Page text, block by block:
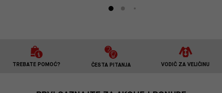
TREBATE POMOĆ? ČESTA PITANJA VODIČ ZA VELIČINU